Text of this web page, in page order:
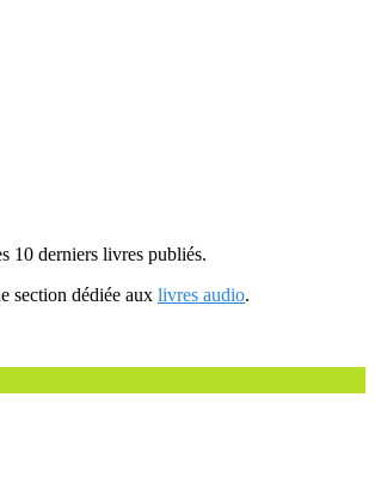
10 derniers livres publiés.
section dédiée aux livres audio.